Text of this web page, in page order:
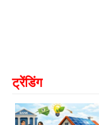
ट्रेंडिंग